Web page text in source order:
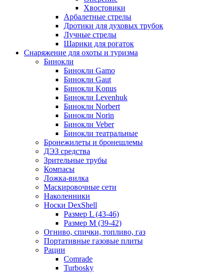
Хвостовики
Арбалетные стрелы
Дротики для духовых трубок
Лучные стрелы
Шарики для рогаток
Снаряжение для охоты и туризма
Бинокли
Бинокли Gamo
Бинокли Gaut
Бинокли Konus
Бинокли Levenhuk
Бинокли Norbert
Бинокли Norin
Бинокли Veber
Бинокли театральные
Бронежилеты и бронешлемы
ДЭЗ средства
Зрительные трубы
Компасы
Ложка-вилка
Маскировочные сети
Наколенники
Носки DexShell
Размер L (43-46)
Размер M (39-42)
Огниво, спички, топливо, газ
Портативные газовые плиты
Рации
Comrade
Turbosky